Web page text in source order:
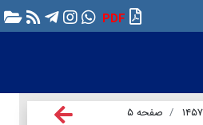
PDF
صفحه ۵